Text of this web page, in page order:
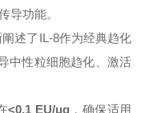
导功能。
述了IL-8作为经典趋化
中性粒细胞趋化、激活
<0.1 EU/μg ，确保适用